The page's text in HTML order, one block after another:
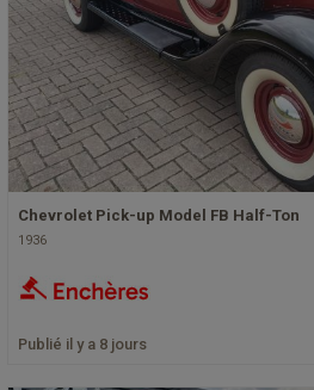
Chevrolet Pick-up Model FB Half-Ton
1936
Publié il y a 8 jours